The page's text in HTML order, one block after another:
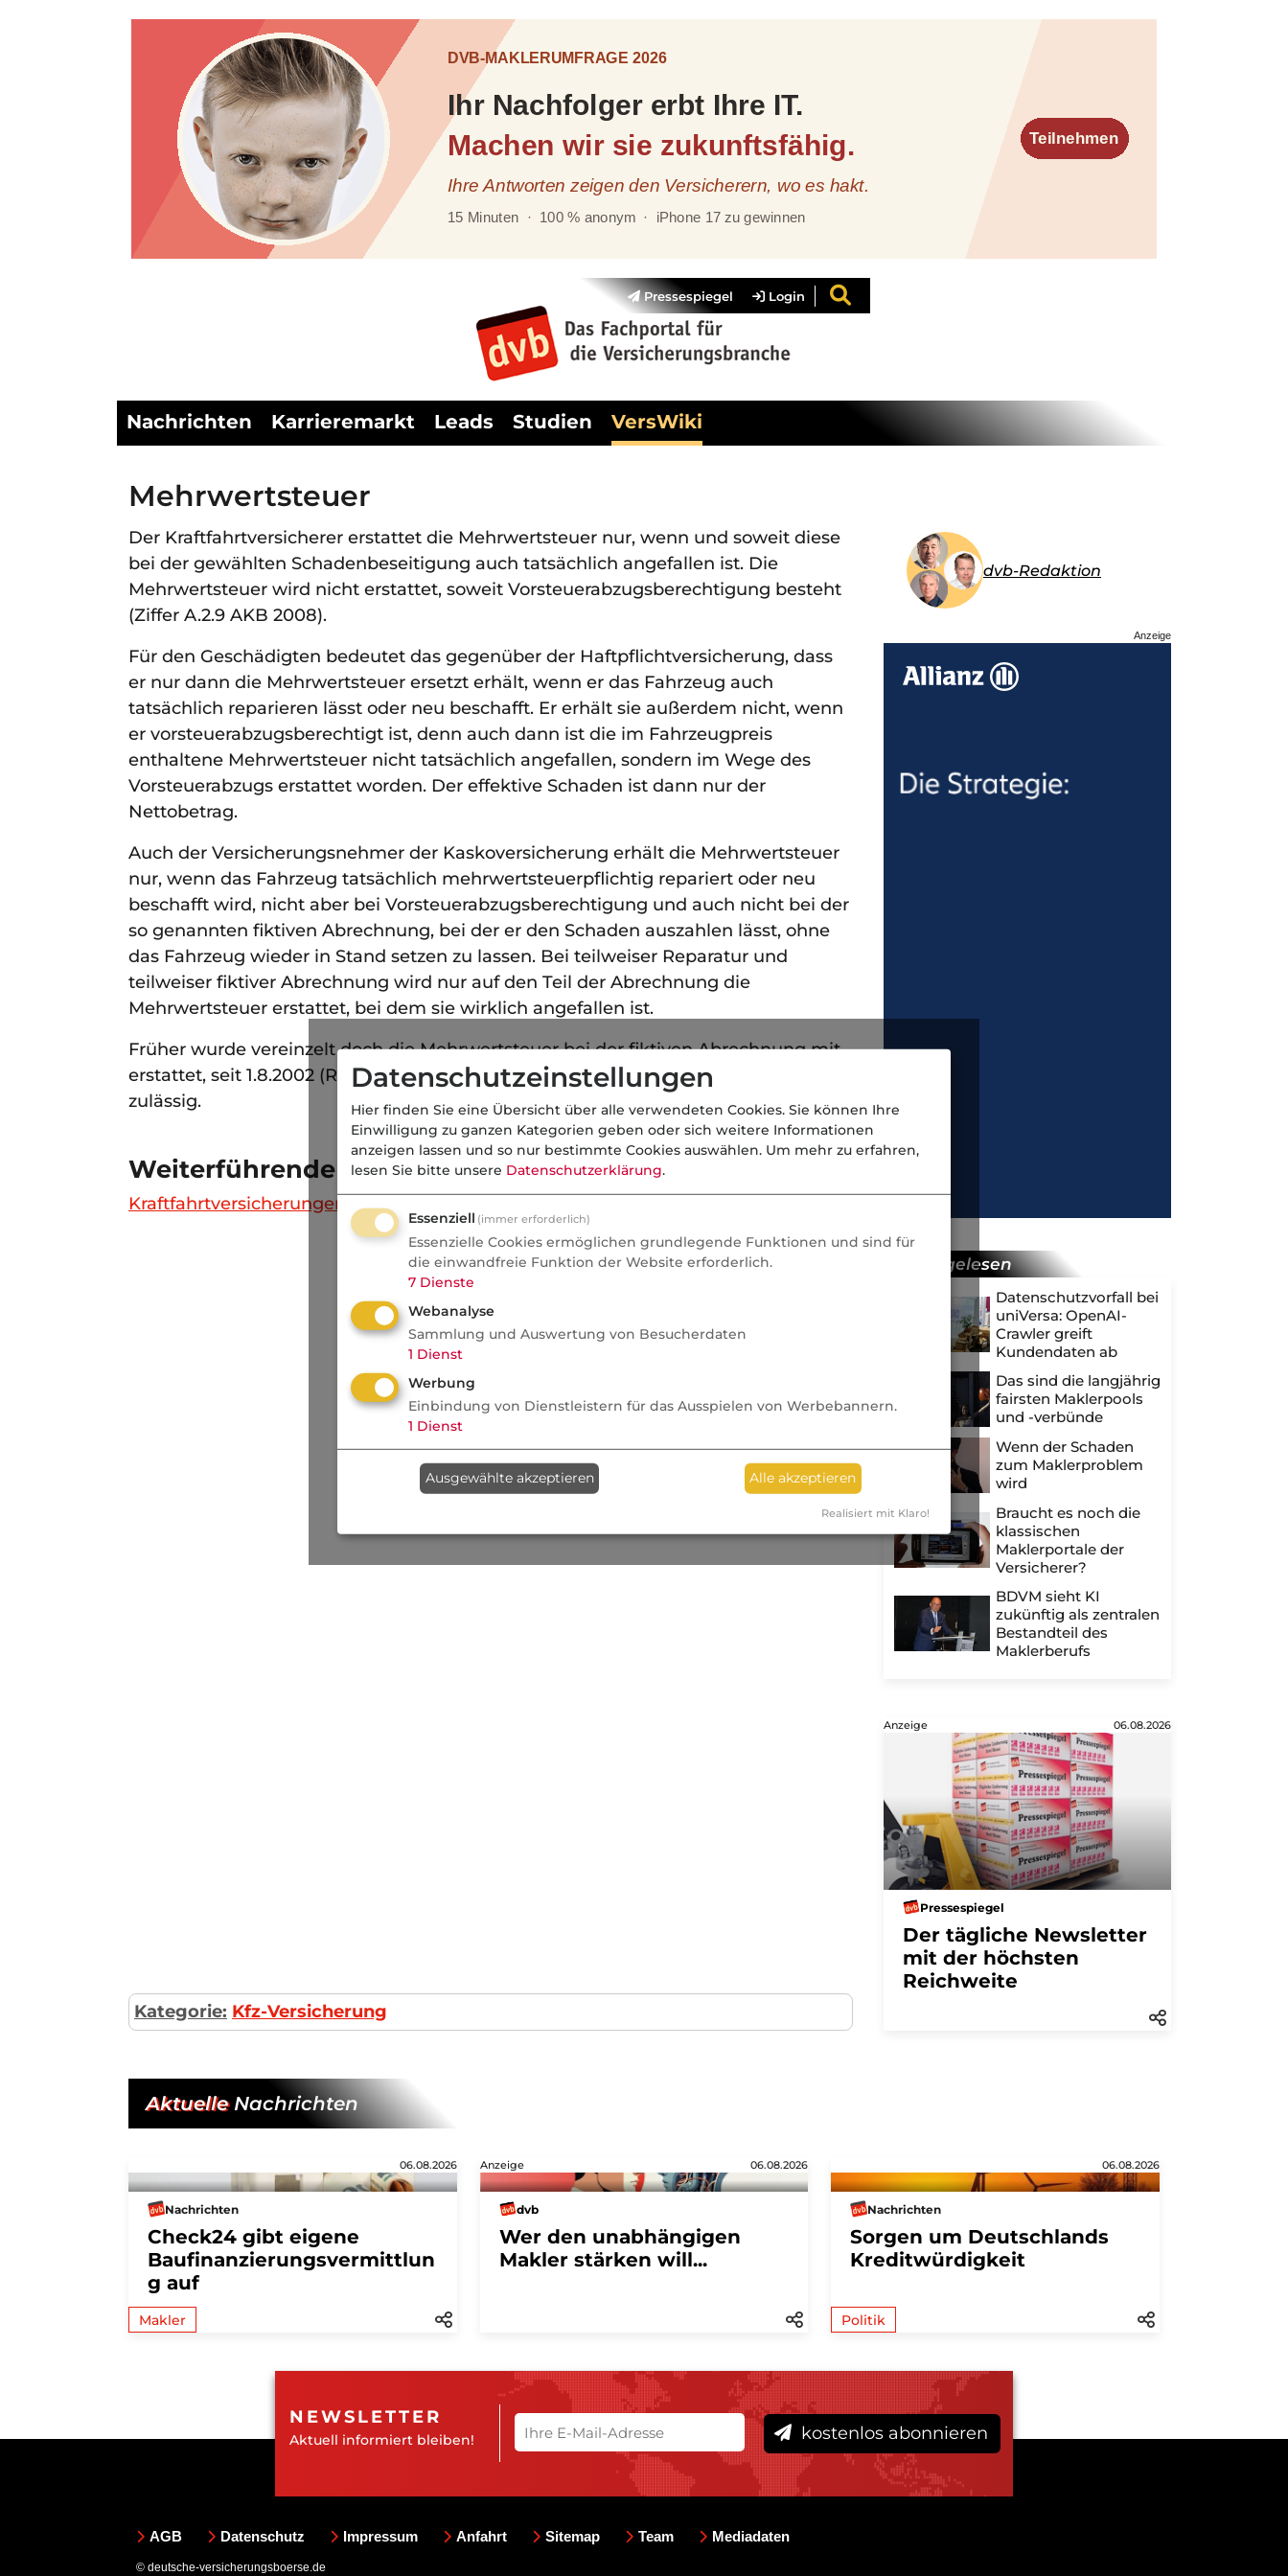
Pressespiegel Login
Nachrichten Karrieremarkt Leads Studien VersWiki
Mehrwertsteuer
Der Kraftfahrtversicherer erstattet die Mehrwertsteuer nur, wenn und soweit diese
bei der gewählten Schadenbeseitigung auch tatsächlich angefallen ist. Die
Mehrwertsteuer wird nicht erstattet, soweit Vorsteuerabzugsberechtigung besteht
(Ziffer A.2.9 AKB 2008).
Für den Geschädigten bedeutet das gegenüber der Haftpflichtversicherung, dass
er nur dann die Mehrwertsteuer ersetzt erhält, wenn er das Fahrzeug auch
tatsächlich reparieren lässt oder neu beschafft. Er erhält sie außerdem nicht, wenn
er vorsteuerabzugsberechtigt ist, denn auch dann ist die im Fahrzeugpreis
enthaltene Mehrwertsteuer nicht tatsächlich angefallen, sondern im Wege des
Vorsteuerabzugs erstattet worden. Der effektive Schaden ist dann nur der
Nettobetrag.
Auch der Versicherungsnehmer der Kaskoversicherung erhält die Mehrwertsteuer
nur, wenn das Fahrzeug tatsächlich mehrwertsteuerpflichtig repariert oder neu
beschafft wird, nicht aber bei Vorsteuerabzugsberechtigung und auch nicht bei der
so genannten fiktiven Abrechnung, bei der er den Schaden auszahlen lässt, ohne
das Fahrzeug wieder in Stand setzen zu lassen. Bei teilweiser Reparatur und
teilweiser fiktiver Abrechnung wird nur auf den Teil der Abrechnung die
Mehrwertsteuer erstattet, bei dem sie wirklich angefallen ist.
Früher wurde vereinzelt doch die Mehrwertsteuer bei der fiktiven Abrechnung mit
erstattet, seit 1.8.2002 (Reform des Schadenersatzrechts) ist dies nicht mehr
zulässig.
Weiterführende Links
Kraftfahrtversicherungen
Kategorie: Kfz-Versicherung
dvb-Redaktion
Anzeige
meist gelesen
Datenschutzvorfall bei
uniVersa: OpenAI-
Crawler greift
Kundendaten ab
Das sind die langjährig
fairsten Maklerpools
und -verbünde
Wenn der Schaden
zum Maklerproblem
wird
Braucht es noch die
klassischen
Maklerportale der
Versicherer?
BDVM sieht KI
zukünftig als zentralen
Bestandteil des
Maklerberufs
Anzeige 06.08.2026
Pressespiegel
Der tägliche Newsletter
mit der höchsten
Reichweite
AktuelleNachrichten
06.08.2026
Nachrichten
Check24 gibt eigene
Baufinanzierungsvermittlun
g auf
Makler
Anzeige 06.08.2026
dvb
Wer den unabhängigen
Makler stärken will...
06.08.2026
Nachrichten
Sorgen um Deutschlands
Kreditwürdigkeit
Politik
NEWSLETTER
Aktuell informiert bleiben! kostenlos abonnieren
AGB Datenschutz Impressum Anfahrt Sitemap Team Mediadaten
© deutsche-versicherungsboerse.de
Datenschutzeinstellungen
Hier finden Sie eine Übersicht über alle verwendeten Cookies. Sie können Ihre
Einwilligung zu ganzen Kategorien geben oder sich weitere Informationen
anzeigen lassen und so nur bestimmte Cookies auswählen. Um mehr zu erfahren,
lesen Sie bitte unsere Datenschutzerklärung.
Essenziell (immer erforderlich)
Essenzielle Cookies ermöglichen grundlegende Funktionen und sind für
die einwandfreie Funktion der Website erforderlich.
7 Dienste
Webanalyse
Sammlung und Auswertung von Besucherdaten
1 Dienst
Werbung
Einbindung von Dienstleistern für das Ausspielen von Werbebannern.
1 Dienst
Ausgewählte akzeptieren Alle akzeptieren
Realisiert mit Klaro!